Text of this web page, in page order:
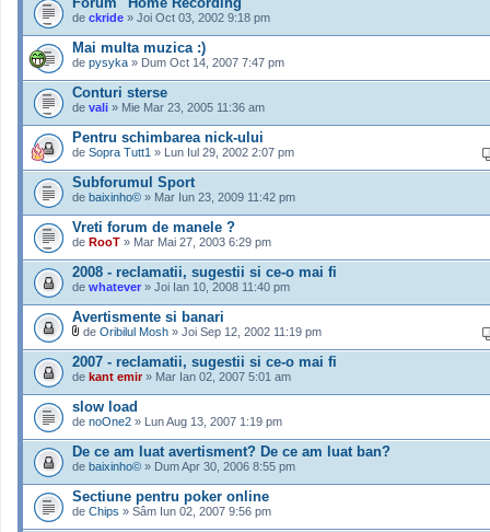
de ckride » Joi Oct 03, 2002 9:18 pm
Mai multa muzica :)
de pysyka » Dum Oct 14, 2007 7:47 pm
Conturi sterse
de vali » Mie Mar 23, 2005 11:36 am
Pentru schimbarea nick-ului
de Sopra Tutt1 » Lun Iul 29, 2002 2:07 pm
Subforumul Sport
de baixinho© » Mar Iun 23, 2009 11:42 pm
Vreti forum de manele ?
de RooT » Mar Mai 27, 2003 6:29 pm
2008 - reclamatii, sugestii si ce-o mai fi
de whatever » Joi Ian 10, 2008 11:40 pm
Avertismente si banari
de Oribilul Mosh » Joi Sep 12, 2002 11:19 pm
2007 - reclamatii, sugestii si ce-o mai fi
de kant emir» Mar Ian 02, 2007 5:01 am
slow load
de noOne2 » Lun Aug 13, 2007 1:19 pm
De ce am luat avertisment? De ce am luat ban?
de baixinho© » Dum Apr 30, 2006 8:55 pm
Sectiune pentru poker online
de Chips » Sâm Iun 02, 2007 9:56 pm